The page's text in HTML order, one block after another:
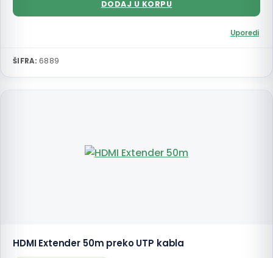
DODAJ U KORPU
Uporedi
ŠIFRA: 6889
HDMI Extender 50m preko UTP kabla